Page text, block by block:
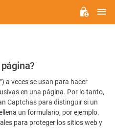
a veces se usan para hacer
en una página. Por lo tanto,
Captchas para distinguir si un
un formulario, por ejemplo.
para proteger los sitios web y